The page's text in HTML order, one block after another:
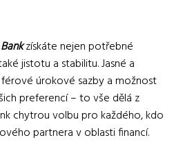
získáte nejen potřebné
jistotu a stabilitu. Jasné a
úrokové sazby a možnost
preferencí – to vše dělá z
chytrou volbu pro každého, kdo
partnera v oblasti financí.